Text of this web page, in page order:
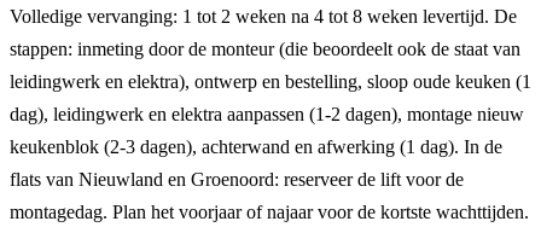
Volledige vervanging: 1 tot 2 weken na 4 tot 8 weken levertijd. De
stappen: inmeting door de monteur (die beoordeelt ook de staat van
leidingwerk en elektra), ontwerp en bestelling, sloop oude keuken (1
dag), leidingwerk en elektra aanpassen (1-2 dagen), montage nieuw
keukenblok (2-3 dagen), achterwand en afwerking (1 dag). In de
flats van Nieuwland en Groenoord: reserveer de lift voor de
montagedag. Plan het voorjaar of najaar voor de kortste wachttijden.